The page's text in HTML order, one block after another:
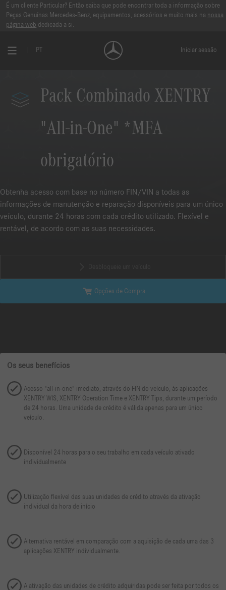
É um cliente Particular? Então saiba que pode encontrar toda a informação sobre
Peças Genuínas Mercedes-Benz, equipamentos, acessórios e muito mais na nossa
página web dedicada a si.
PT Iniciar sessão
Pack Combinado XENTRY
"All-in-One" *MFA
obrigatório
Obtenha acesso com base no número FIN/VIN a todas as
informações de manutenção e reparação disponíveis para um único
veículo, durante 24 horas com cada crédito utilizado. Flexível e
rentável, de acordo com as suas necessidades.
Opções de Compra
Os seus benefícios
Acesso "all-in-one" imediato, através do FIN do veículo, às aplicações
XENTRY WIS, XENTRY Operation Time e XENTRY Tips, durante um período
de 24 horas. Uma unidade de crédito é válida apenas para um único
veículo.
Disponível 24 horas para o seu trabalho em cada veículo ativado
individualmente
Utilização flexível das suas unidades de crédito através da ativação
individual da hora de início
Alternativa rentável em comparação com a aquisição de cada uma das 3
aplicações XENTRY individualmente.
A ativação das unidades de crédito adquiridas pode ser feita por todos os